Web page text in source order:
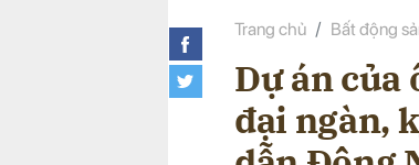
Trang chủ Bất động
Dự án của
đại ngàn,